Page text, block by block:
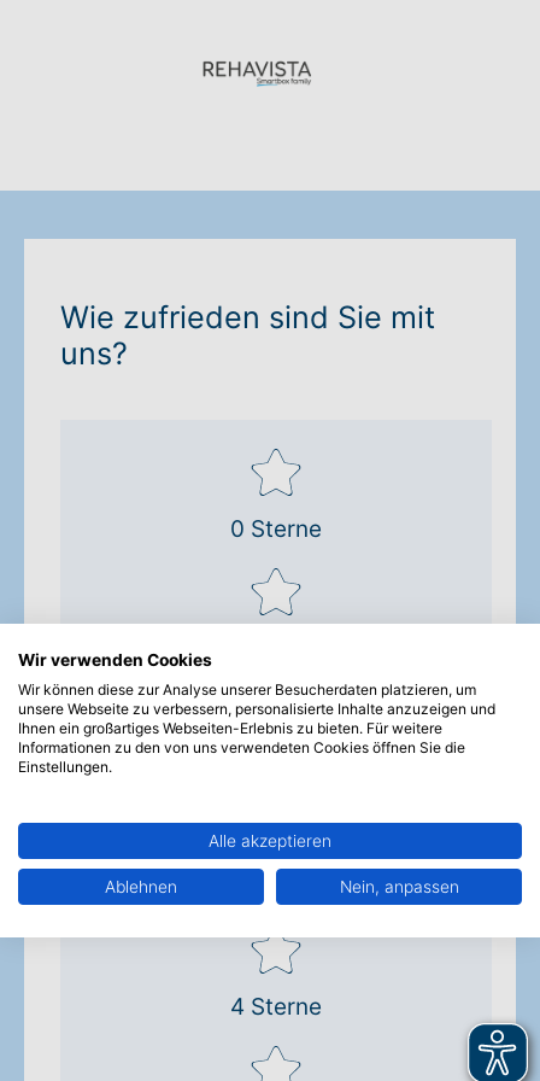
Wie zufrieden sind Sie mit
uns?
4 Sterne
0 Sterne
Wir verwenden Cookies
Wir können diese zur Analyse unserer Besucherdaten platzieren, um
unsere Webseite zu verbessern, personalisierte Inhalte anzuzeigen und
Ihnen ein großartiges Webseiten-Erlebnis zu bieten. Für weitere
Informationen zu den von uns verwendeten Cookies öffnen Sie die
Einstellungen.
Alle akzeptieren
Ablehnen Nein, anpassen